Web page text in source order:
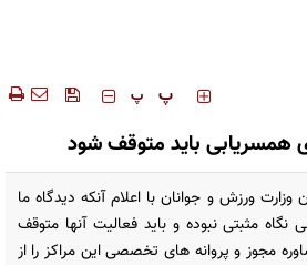
‍‍‍ پ پ
همسریابی باید متوقف شود
ورزش و جوانان با اعلام آنکه دیدگاه ما
مثبتی نبوده و باید فعالیت آنها متوقف
مجوز و پروانه های تخصصی این مراکز را از